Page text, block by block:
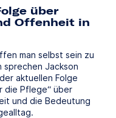
über
Offenheit in
man selbst sein zu
sprechen Jackson
aktuellen Folge
die Pflege“ über
und die Bedeutung